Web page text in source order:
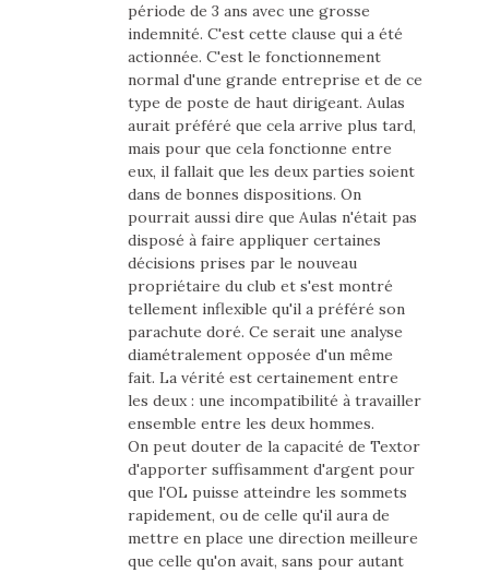
période de 3 ans avec une grosse
indemnité. C'est cette clause qui a été
actionnée. C'est le fonctionnement
normal d'une grande entreprise et de ce
type de poste de haut dirigeant. Aulas
aurait préféré que cela arrive plus tard,
mais pour que cela fonctionne entre
eux, il fallait que les deux parties soient
dans de bonnes dispositions. On
pourrait aussi dire que Aulas n'était pas
disposé à faire appliquer certaines
décisions prises par le nouveau
propriétaire du club et s'est montré
tellement inflexible qu'il a préféré son
parachute doré. Ce serait une analyse
diamétralement opposée d'un même
fait. La vérité est certainement entre
les deux : une incompatibilité à travailler
ensemble entre les deux hommes.
On peut douter de la capacité de Textor
d'apporter suffisamment d'argent pour
que l'OL puisse atteindre les sommets
rapidement, ou de celle qu'il aura de
mettre en place une direction meilleure
que celle qu'on avait, sans pour autant